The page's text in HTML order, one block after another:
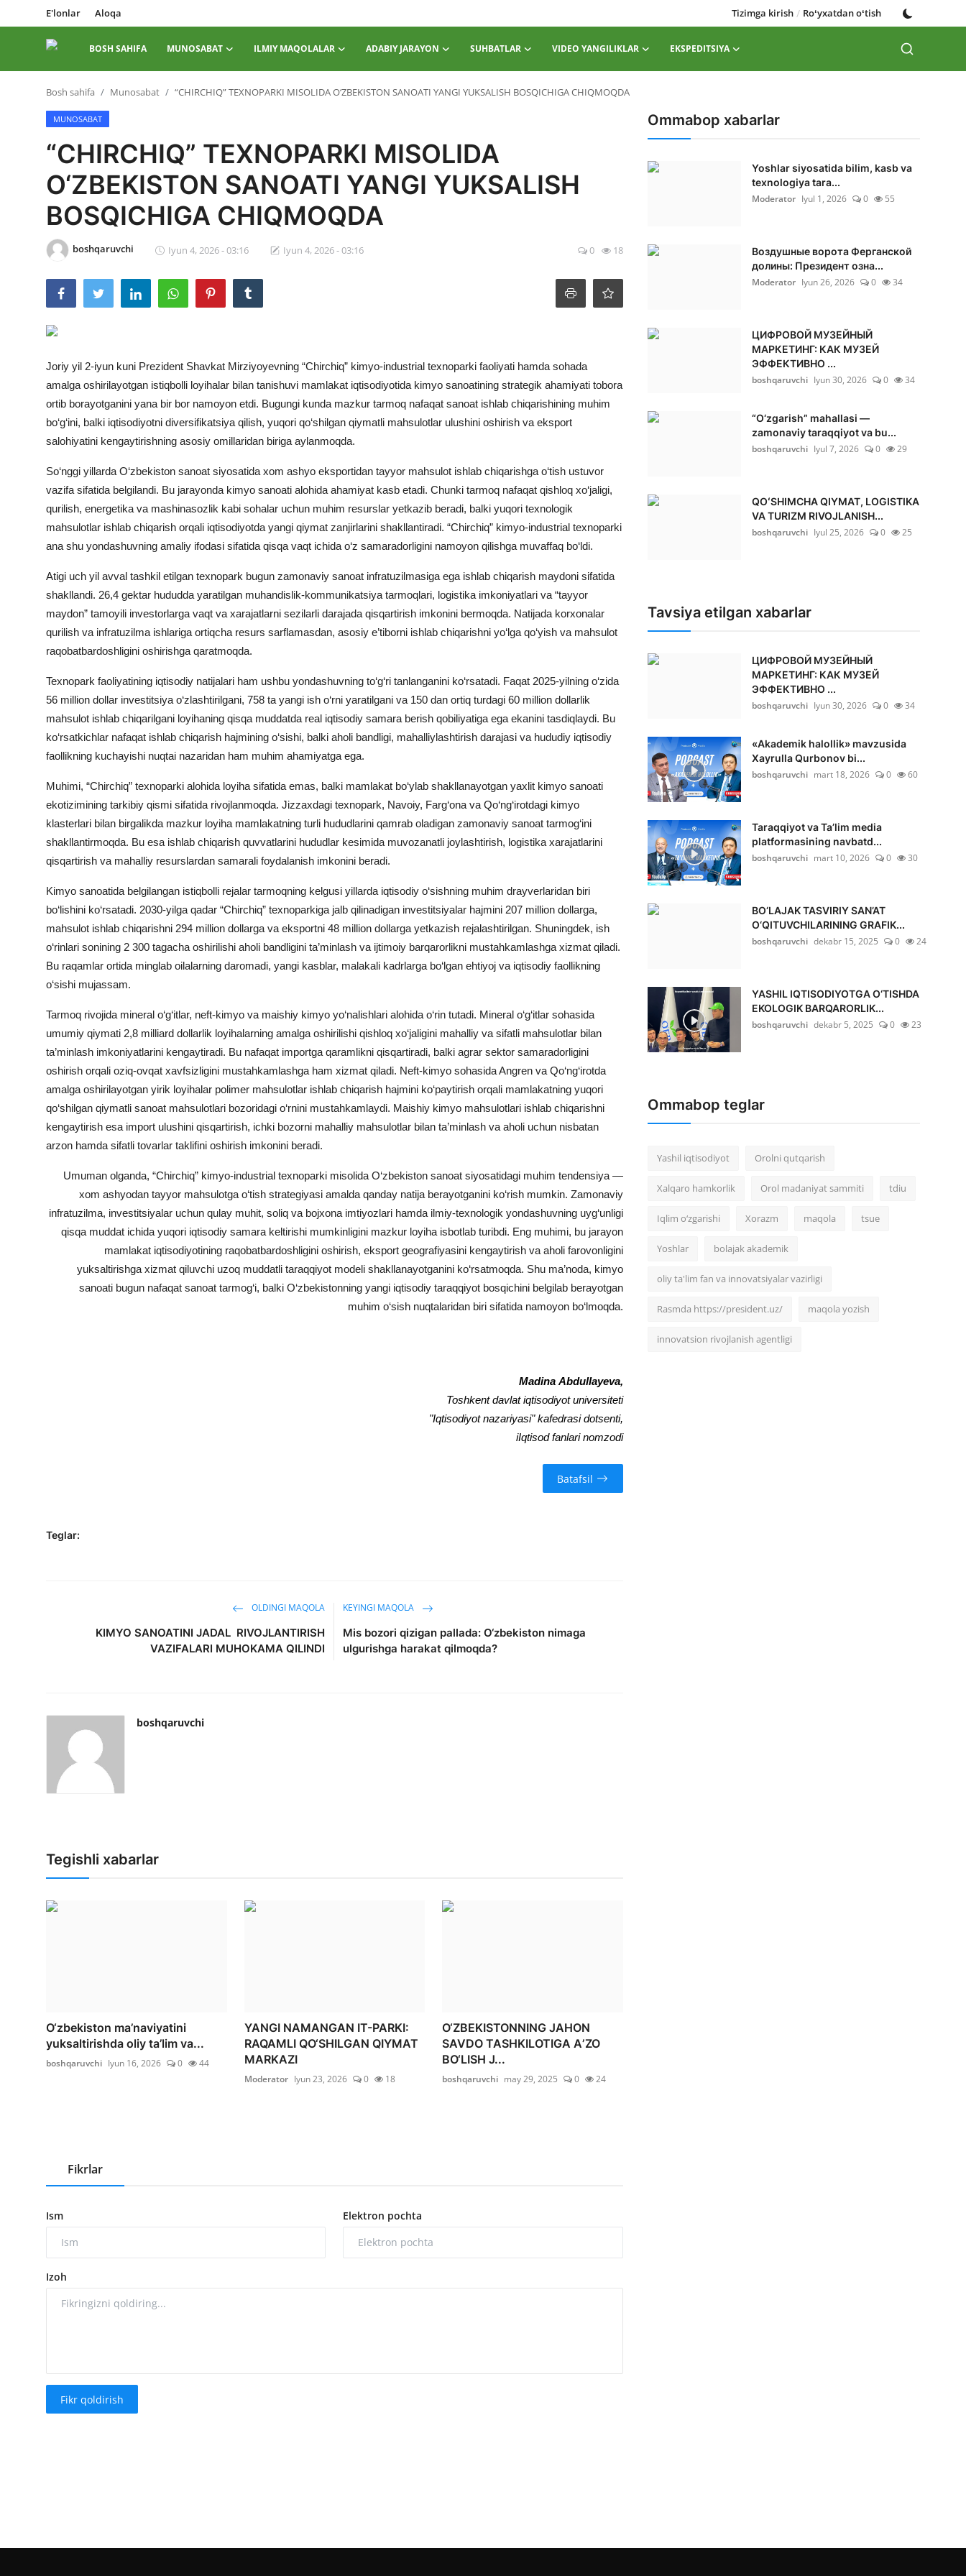
E'lonlar Aloqa Tizimga kirish / Roʻyxatdan oʻtish
BOSH SAHIFA MUNOSABAT ILMIY MAQOLALAR ADABIY JARAYON SUHBATLAR VIDEO YANGILIKLAR EKSPEDITSIYA
kirish
Roʻyxatdan
Bosh sahifa
E'lonlar
Munosabat
Ilmiy maqolalar
Adabiy jarayon
Suhbatlar
Video yangiliklar
Ekspeditsiya
Bosh sahifa Munosabat “CHIRCHIQ” TEXNOPARKI MISOLIDA O‘ZBEKISTON SANOATI YANGI YUKSALISH BOSQICHIGA CHIQMOQDA
MUNOSABAT
“CHIRCHIQ” TEXNOPARKI MISOLIDA
O‘ZBEKISTON SANOATI YANGI YUKSALISH
BOSQICHIGA CHIQMOQDA
boshqaruvchi Iyun 4, 2026 - 03:16 Iyun 4, 2026 - 03:16 0 18
Joriy yil 2-iyun kuni Prezident Shavkat Mirziyoyevning “Chirchiq” kimyo-industrial texnoparki faoliyati hamda sohada
amalga oshirilayotgan istiqbolli loyihalar bilan tanishuvi mamlakat iqtisodiyotida kimyo sanoatining strategik ahamiyati tobora
ortib borayotganini yana bir bor namoyon etdi. Bugungi kunda mazkur tarmoq nafaqat sanoat ishlab chiqarishining muhim
bo‘g‘ini, balki iqtisodiyotni diversifikatsiya qilish, yuqori qo‘shilgan qiymatli mahsulotlar ulushini oshirish va eksport
salohiyatini kengaytirishning asosiy omillaridan biriga aylanmoqda.
So‘nggi yillarda O‘zbekiston sanoat siyosatida xom ashyo eksportidan tayyor mahsulot ishlab chiqarishga o‘tish ustuvor
vazifa sifatida belgilandi. Bu jarayonda kimyo sanoati alohida ahamiyat kasb etadi. Chunki tarmoq nafaqat qishloq xo‘jaligi,
qurilish, energetika va mashinasozlik kabi sohalar uchun muhim resurslar yetkazib beradi, balki yuqori texnologik
mahsulotlar ishlab chiqarish orqali iqtisodiyotda yangi qiymat zanjirlarini shakllantiradi. “Chirchiq” kimyo-industrial texnoparki
ana shu yondashuvning amaliy ifodasi sifatida qisqa vaqt ichida o‘z samaradorligini namoyon qilishga muvaffaq bo‘ldi.
Atigi uch yil avval tashkil etilgan texnopark bugun zamonaviy sanoat infratuzilmasiga ega ishlab chiqarish maydoni sifatida
shakllandi. 26,4 gektar hududda yaratilgan muhandislik-kommunikatsiya tarmoqlari, logistika imkoniyatlari va “tayyor
maydon” tamoyili investorlarga vaqt va xarajatlarni sezilarli darajada qisqartirish imkonini bermoqda. Natijada korxonalar
qurilish va infratuzilma ishlariga ortiqcha resurs sarflamasdan, asosiy e’tiborni ishlab chiqarishni yo‘lga qo‘yish va mahsulot
raqobatbardoshligini oshirishga qaratmoqda.
Texnopark faoliyatining iqtisodiy natijalari ham ushbu yondashuvning to‘g‘ri tanlanganini ko‘rsatadi. Faqat 2025-yilning o‘zida
56 million dollar investitsiya o‘zlashtirilgani, 758 ta yangi ish o‘rni yaratilgani va 150 dan ortiq turdagi 60 million dollarlik
mahsulot ishlab chiqarilgani loyihaning qisqa muddatda real iqtisodiy samara berish qobiliyatiga ega ekanini tasdiqlaydi. Bu
ko‘rsatkichlar nafaqat ishlab chiqarish hajmining o‘sishi, balki aholi bandligi, mahalliylashtirish darajasi va hududiy iqtisodiy
faollikning kuchayishi nuqtai nazaridan ham muhim ahamiyatga ega.
Muhimi, “Chirchiq” texnoparki alohida loyiha sifatida emas, balki mamlakat bo‘ylab shakllanayotgan yaxlit kimyo sanoati
ekotizimining tarkibiy qismi sifatida rivojlanmoqda. Jizzaxdagi texnopark, Navoiy, Farg‘ona va Qo‘ng‘irotdagi kimyo
klasterlari bilan birgalikda mazkur loyiha mamlakatning turli hududlarini qamrab oladigan zamonaviy sanoat tarmog‘ini
shakllantirmoqda. Bu esa ishlab chiqarish quvvatlarini hududlar kesimida muvozanatli joylashtirish, logistika xarajatlarini
qisqartirish va mahalliy resurslardan samarali foydalanish imkonini beradi.
Kimyo sanoatida belgilangan istiqbolli rejalar tarmoqning kelgusi yillarda iqtisodiy o‘sishning muhim drayverlaridan biri
bo‘lishini ko‘rsatadi. 2030-yilga qadar “Chirchiq” texnoparkiga jalb qilinadigan investitsiyalar hajmini 207 million dollarga,
mahsulot ishlab chiqarishni 294 million dollarga va eksportni 48 million dollarga yetkazish rejalashtirilgan. Shuningdek, ish
o‘rinlari sonining 2 300 tagacha oshirilishi aholi bandligini ta’minlash va ijtimoiy barqarorlikni mustahkamlashga xizmat qiladi.
Bu raqamlar ortida minglab oilalarning daromadi, yangi kasblar, malakali kadrlarga bo‘lgan ehtiyoj va iqtisodiy faollikning
o‘sishi mujassam.
Tarmoq rivojida mineral o‘g‘itlar, neft-kimyo va maishiy kimyo yo‘nalishlari alohida o‘rin tutadi. Mineral o‘g‘itlar sohasida
umumiy qiymati 2,8 milliard dollarlik loyihalarning amalga oshirilishi qishloq xo‘jaligini mahalliy va sifatli mahsulotlar bilan
ta’minlash imkoniyatlarini kengaytiradi. Bu nafaqat importga qaramlikni qisqartiradi, balki agrar sektor samaradorligini
oshirish orqali oziq-ovqat xavfsizligini mustahkamlashga ham xizmat qiladi. Neft-kimyo sohasida Angren va Qo‘ng‘irotda
amalga oshirilayotgan yirik loyihalar polimer mahsulotlar ishlab chiqarish hajmini ko‘paytirish orqali mamlakatning yuqori
qo‘shilgan qiymatli sanoat mahsulotlari bozoridagi o‘rnini mustahkamlaydi. Maishiy kimyo mahsulotlari ishlab chiqarishni
kengaytirish esa import ulushini qisqartirish, ichki bozorni mahalliy mahsulotlar bilan ta’minlash va aholi uchun nisbatan
arzon hamda sifatli tovarlar taklifini oshirish imkonini beradi.
Umuman olganda, “Chirchiq” kimyo-industrial texnoparki misolida O‘zbekiston sanoat siyosatidagi muhim tendensiya —
xom ashyodan tayyor mahsulotga o‘tish strategiyasi amalda qanday natija berayotganini ko‘rish mumkin. Zamonaviy
infratuzilma, investitsiyalar uchun qulay muhit, soliq va bojxona imtiyozlari hamda ilmiy-texnologik yondashuvning uyg‘unligi
qisqa muddat ichida yuqori iqtisodiy samara keltirishi mumkinligini mazkur loyiha isbotlab turibdi. Eng muhimi, bu jarayon
mamlakat iqtisodiyotining raqobatbardoshligini oshirish, eksport geografiyasini kengaytirish va aholi farovonligini
yuksaltirishga xizmat qiluvchi uzoq muddatli taraqqiyot modeli shakllanayotganini ko‘rsatmoqda. Shu ma’noda, kimyo
sanoati bugun nafaqat sanoat tarmog‘i, balki O‘zbekistonning yangi iqtisodiy taraqqiyot bosqichini belgilab berayotgan
muhim o‘sish nuqtalaridan biri sifatida namoyon bo‘lmoqda.
Madina Abdullayeva,
Toshkent davlat iqtisodiyot universiteti
"Iqtisodiyot nazariyasi" kafedrasi dotsenti,
iIqtisod fanlari nomzodi
Batafsil
Teglar:
OLDINGI MAQOLA
KIMYO SANOATINI JADAL RIVOJLANTIRISH
VAZIFALARI MUHOKAMA QILINDI
KEYINGI MAQOLA
Mis bozori qizigan pallada: O‘zbekiston nimaga
ulgurishga harakat qilmoqda?
boshqaruvchi
Tegishli xabarlar
O‘zbekiston ma’naviyatini
yuksaltirishda oliy ta’lim va...
boshqaruvchi Iyun 16, 2026 0 44
YANGI NAMANGAN IT-PARKI:
RAQAMLI QO‘SHILGAN QIYMAT
MARKAZI
Moderator Iyun 23, 2026 0 18
O‘ZBEKISTONNING JAHON
SAVDO TASHKILOTIGA AʼZO
BO‘LISH J...
boshqaruvchi may 29, 2025 0 24
Fikrlar
Ism Elektron pochta
Izoh
Fikr qoldirish
Ommabop xabarlar
Yoshlar siyosatida bilim, kasb va
texnologiya tara...
Moderator Iyul 1, 2026 0 55
Воздушные ворота Ферганской
долины: Президент озна...
Moderator Iyun 26, 2026 0 34
ЦИФРОВОЙ МУЗЕЙНЫЙ
МАРКЕТИНГ: КАК МУЗЕЙ
ЭФФЕКТИВНО ...
boshqaruvchi Iyun 30, 2026 0 34
“O‘zgarish” mahallasi —
zamonaviy taraqqiyot va bu...
boshqaruvchi Iyul 7, 2026 0 29
QOʻSHIMCHA QIYMAT, LOGISTIKA
VA TURIZM RIVOJLANISH...
boshqaruvchi Iyul 25, 2026 0 25
Tavsiya etilgan xabarlar
ЦИФРОВОЙ МУЗЕЙНЫЙ
МАРКЕТИНГ: КАК МУЗЕЙ
ЭФФЕКТИВНО ...
boshqaruvchi Iyun 30, 2026 0 34
«Akademik halollik» mavzusida
Xayrulla Qurbonov bi...
boshqaruvchi mart 18, 2026 0 60
Taraqqiyot va Ta’lim media
platformasining navbatd...
boshqaruvchi mart 10, 2026 0 30
BO‘LAJAK TASVIRIY SAN’AT
O‘QITUVCHILARINING GRAFIK...
boshqaruvchi dekabr 15, 2025 0 24
YASHIL IQTISODIYOTGA O‘TISHDA
EKOLOGIK BARQARORLIK...
boshqaruvchi dekabr 5, 2025 0 23
Ommabop teglar
Yashil iqtisodiyot Orolni qutqarish
Xalqaro hamkorlik Orol madaniyat sammiti tdiu
Iqlim o‘zgarishi Xorazm maqola tsue
Yoshlar bolajak akademik
oliy ta'lim fan va innovatsiyalar vazirligi
Rasmda https://president.uz/ maqola yozish
innovatsion rivojlanish agentligi